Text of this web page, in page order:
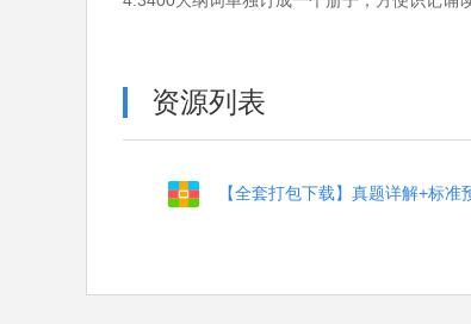
资源列表
【全套打包下载】真题详解+标准